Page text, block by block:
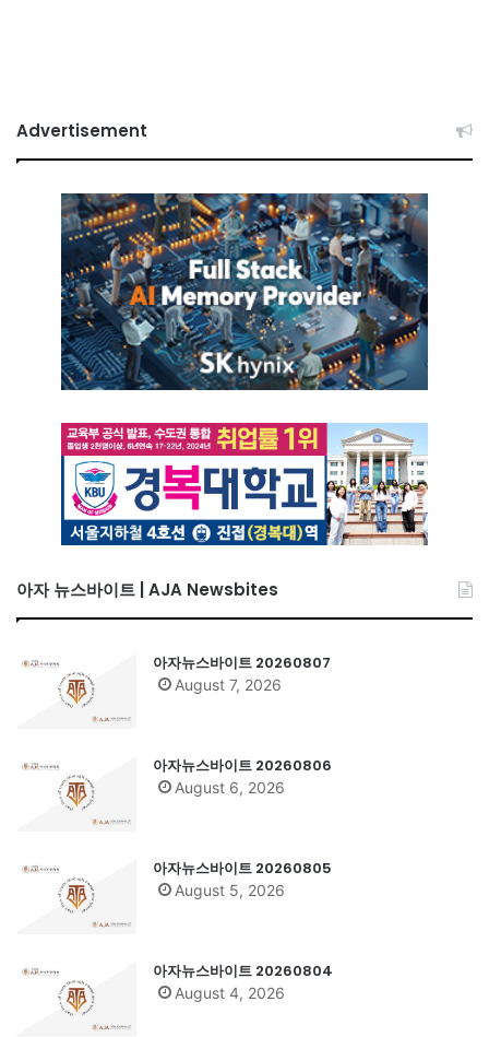
Advertisement
아자 뉴스바이트 | AJA Newsbites
아자뉴스바이트 20260807
August 7, 2026
아자뉴스바이트 20260806
August 6, 2026
아자뉴스바이트 20260805
August 5, 2026
아자뉴스바이트 20260804
August 4, 2026